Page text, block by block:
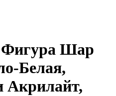
Фигура Шар
Белая,
Акрилайт,